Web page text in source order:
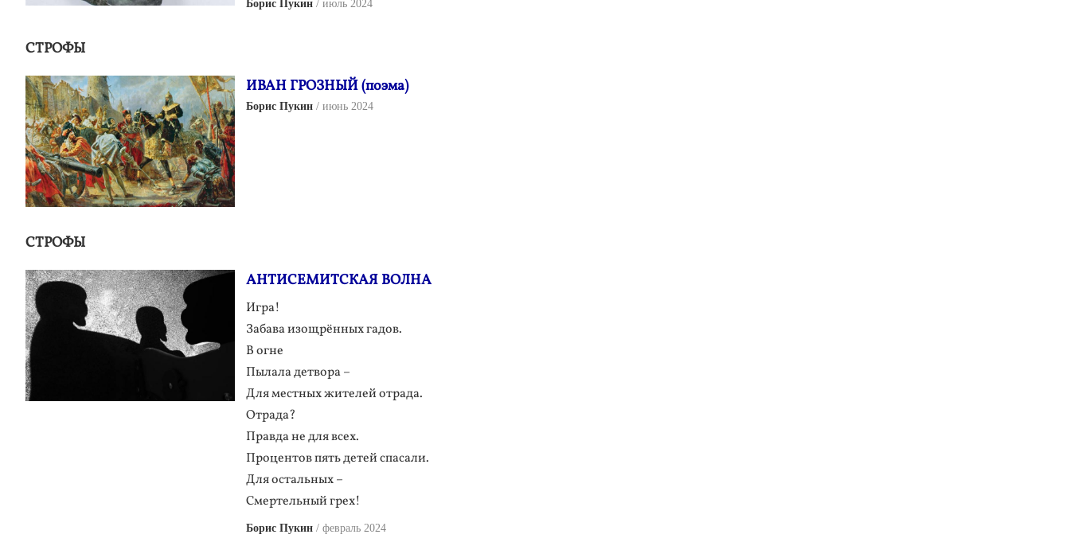
Борис Пукин июль 2024
СТРОФЫ
ИВАН ГРОЗНЫЙ (поэма)
Борис Пукин июнь 2024
СТРОФЫ
АНТИСЕМИТСКАЯ ВОЛНА
Игра!
Забава изощрённых гадов.
В огне
Пылала детвора –
Для местных жителей отрада.
Отрада?
Правда не для всех.
Процентов пять детей спасали.
Для остальных –
Смертельный грех!
Борис Пукин февраль 2024